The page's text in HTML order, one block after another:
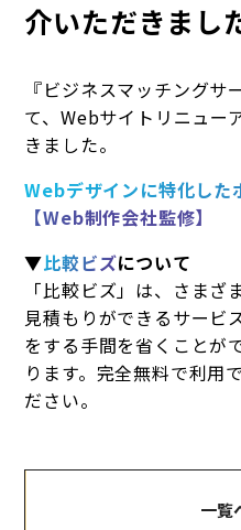
介いただきまし
『ビジネスマッチング
て、Webサイトリニュー
きました。
Webデザインに特化した
【Web制作会社監修】
▼比較ビズについて
「比較ビズ」は、さま
見積もりができるサービ
をする手間を省くことが
ります。完全無料で利用
ださい。
一覧